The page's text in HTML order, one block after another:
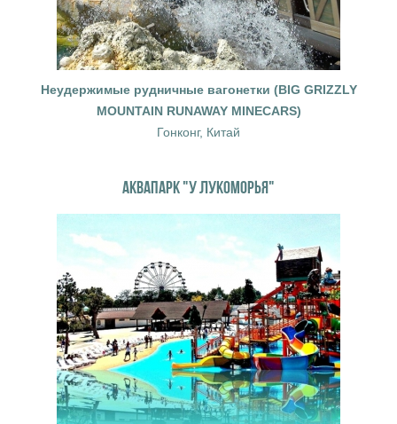
Неудержимые рудничные вагонетки (BIG GRIZZLY
MOUNTAIN RUNAWAY MINECARS)
Гонконг, Китай
АКВАПАРК "У ЛУКОМОРЬЯ"